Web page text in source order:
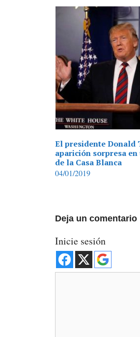
El presidente Donald
aparición sorpresa
de la Casa Blanca
04/01/2019
Deja un comentario
Inicie sesión